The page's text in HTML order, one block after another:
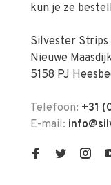
kun je ze
Silvester Strips
Nieuwe
5158 PJ
Telefoon: +31
E-mail: